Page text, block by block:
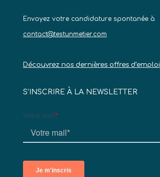
Envoyez votre candidature spontanée à
contact@testunmetier.com
Découvrez nos dernières offres d’emploi
S’INSCRIRE À LA NEWSLETTER